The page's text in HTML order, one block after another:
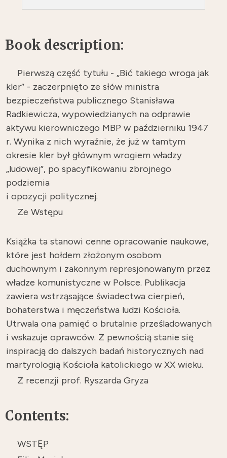
Book description:
Pierwszą część tytułu - „Bić takiego wroga jak
kler” - zaczerpnięto ze słów ministra
bezpieczeństwa publicznego Stanisława
Radkiewicza, wypowiedzianych na odprawie
aktywu kierowniczego MBP w październiku 1947
r. Wynika z nich wyraźnie, że już w tamtym
okresie kler był głównym wrogiem władzy
„ludowej”, po spacyfikowaniu zbrojnego
podziemia
i opozycji politycznej.
Ze Wstępu
Książka ta stanowi cenne opracowanie naukowe,
które jest hołdem złożonym osobom
duchownym i zakonnym represjonowanym przez
władze komunistyczne w Polsce. Publikacja
zawiera wstrząsające świadectwa cierpień,
bohaterstwa i męczeństwa ludzi Kościoła.
Utrwala ona pamięć o brutalnie prześladowanych
i wskazuje oprawców. Z pewnością stanie się
inspiracją do dalszych badań historycznych nad
martyrologią Kościoła katolickiego w XX wieku.
Z recenzji prof. Ryszarda Gryza
Contents:
WSTĘP